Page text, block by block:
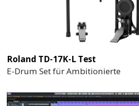
Roland TD-17K-L Test
E-Drum Set für Ambitionierte